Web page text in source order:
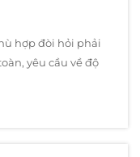
hợp đòi hỏi phải
yêu cầu về độ
đối mặt với
gian học tập